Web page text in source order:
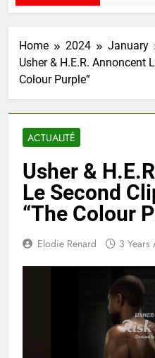
Home 2024 January
Usher & H.E.R. Annoncent
Colour Purple”
ACTUALITÉ
Usher &
Le Second
“The Colour
Elodie Renard 3 Years